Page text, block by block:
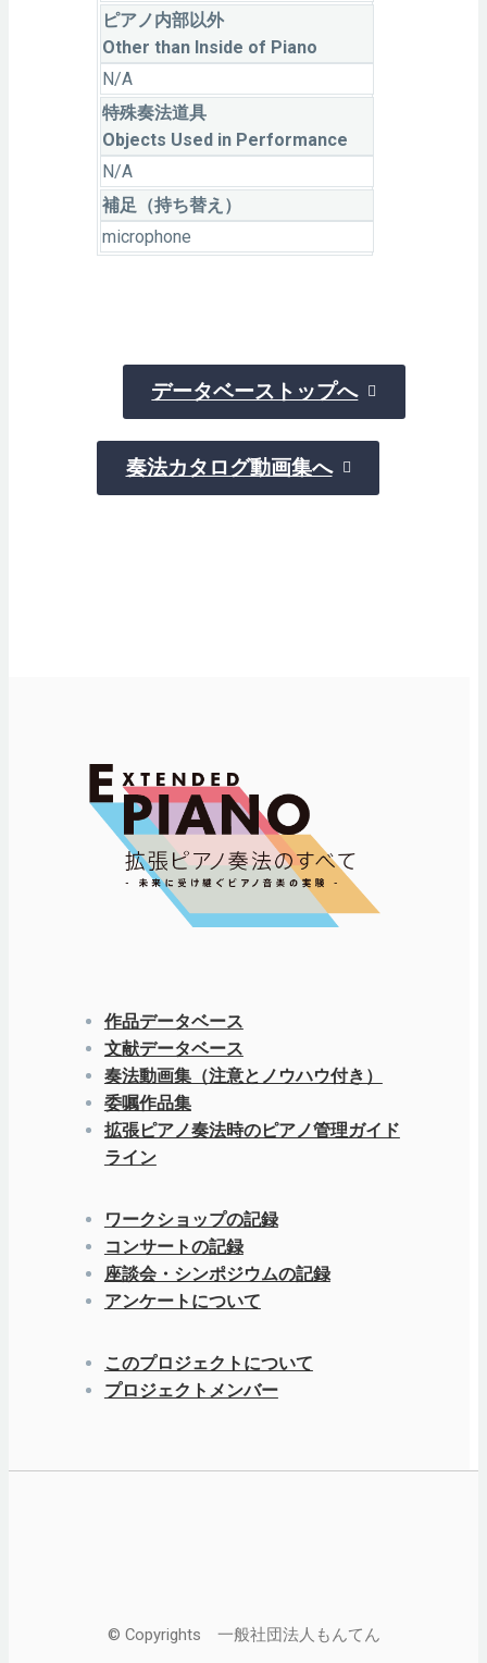
ピアノ内部以外
Other than Inside of Piano
N/A
特殊奏法道具
Objects Used in Performance
N/A
補足（持ち替え）
microphone
データベーストップへ 
奏法カタログ動画集へ 
作品データベース
文献データベース
奏法動画集（注意とノウハウ付き）
委嘱作品集
拡張ピアノ奏法時のピアノ管理ガイド
ライン
ワークショップの記録
コンサートの記録
座談会・シンポジウムの記録
アンケートについて
このプロジェクトについて
プロジェクトメンバー
© Copyrights 一般社団法人もんてん